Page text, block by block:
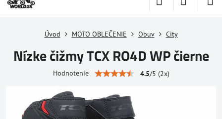
Úvod MOTO OBLEČENIE Obuv City
Nízke čižmy TCX RO4D WP čierne
Hodnotenie 4.5/5 (2x)